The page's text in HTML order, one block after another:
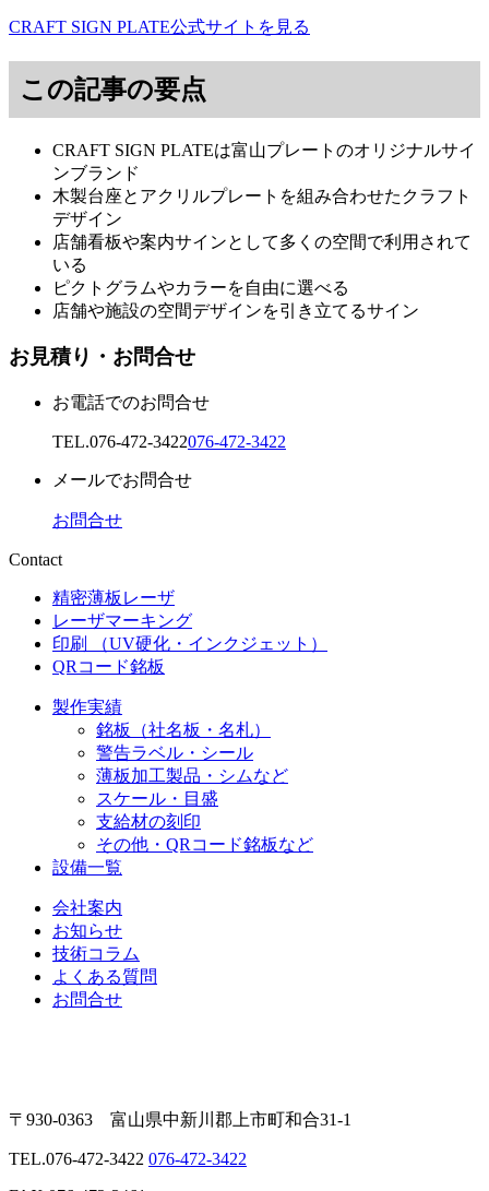
CRAFT SIGN PLATE公式サイトを見る
この記事の要点
CRAFT SIGN PLATEは富山プレートのオリジナルサイ
ンブランド
木製台座とアクリルプレートを組み合わせたクラフト
デザイン
店舗看板や案内サインとして多くの空間で利用されて
いる
ピクトグラムやカラーを自由に選べる
店舗や施設の空間デザインを引き立てるサイン
お見積り・お問合せ
お電話でのお問合せ
TEL.076-472-3422076-472-3422
メールでお問合せ
お問合せ
Contact
精密薄板レーザ
レーザマーキング
印刷 （UV硬化・インクジェット）
QRコード銘板
製作実績
銘板（社名板・名札）
警告ラベル・シール
薄板加工製品・シムなど
スケール・目盛
支給材の刻印
その他・QRコード銘板など
設備一覧
会社案内
お知らせ
技術コラム
よくある質問
お問合せ
〒930-0363 富山県中新川郡上市町和合31-1
TEL.076-472-3422 076-472-3422